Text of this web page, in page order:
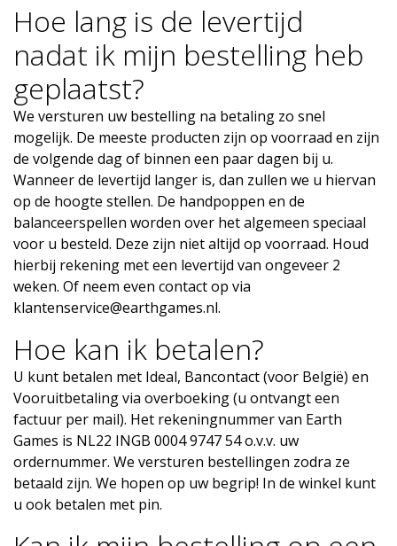
Hoe lang is de levertijd
nadat ik mijn bestelling heb
geplaatst?
We versturen uw bestelling na betaling zo snel
mogelijk. De meeste producten zijn op voorraad en zijn
de volgende dag of binnen een paar dagen bij u.
Wanneer de levertijd langer is, dan zullen we u hiervan
op de hoogte stellen. De handpoppen en de
balanceerspellen worden over het algemeen speciaal
voor u besteld. Deze zijn niet altijd op voorraad. Houd
hierbij rekening met een levertijd van ongeveer 2
weken. Of neem even contact op via
klantenservice@earthgames.nl.
Hoe kan ik betalen?
U kunt betalen met Ideal, Bancontact (voor België) en
Vooruitbetaling via overboeking (u ontvangt een
factuur per mail). Het rekeningnummer van Earth
Games is NL22 INGB 0004 9747 54 o.v.v. uw
ordernummer. We versturen bestellingen zodra ze
betaald zijn. We hopen op uw begrip! In de winkel kunt
u ook betalen met pin.